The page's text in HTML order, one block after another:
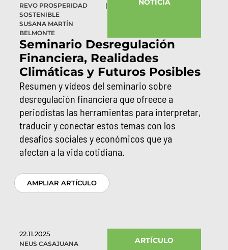
REVO PROSPERIDAD
SOSTENIBLE
|
SUSANA MARTÍN
BELMONTE
NOTICIA
Seminario Desregulación
Financiera, Realidades
Climáticas y Futuros Posibles
Resumen y vídeos del seminario sobre
desregulación financiera que ofreece a
periodistas las herramientas para interpretar,
traducir y conectar estos temas con los
desafíos sociales y económicos que ya
afectan a la vida cotidiana.
AMPLIAR ARTÍCULO
22.11.2025
NEUS CASAJUANA ARTÍCULO